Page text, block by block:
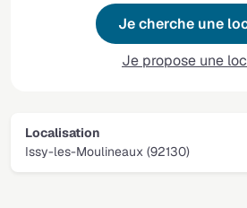
Je cherche une
Je propose une
Localisation
Issy-les-Moulineaux (92130)